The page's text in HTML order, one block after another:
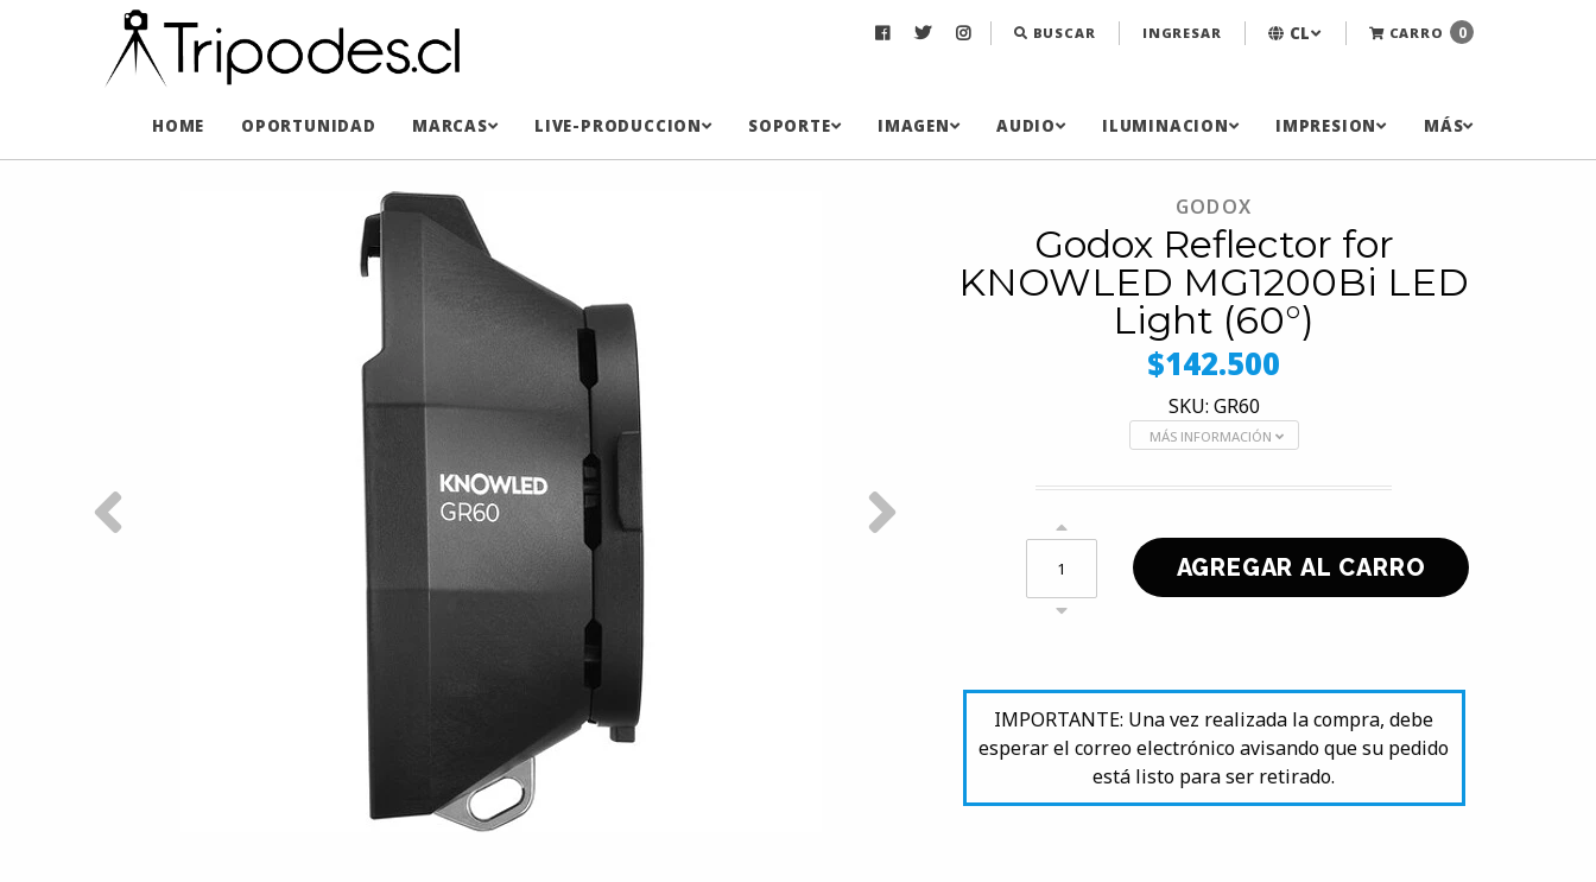
BUSCAR INGRESAR CL CARRO 0
HOME OPORTUNIDAD MARCAS LIVE-PRODUCCION SOPORTE IMAGEN AUDIO ILUMINACION IMPRESION MÁS
GODOX
Godox Reflector for
KNOWLED MG1200Bi LED
Light (60°)
$142.500
SKU: GR60
MÁS INFORMACIÓN
IMPORTANTE: Una vez realizada la compra, debe
esperar el correo electrónico avisando que su pedido
está listo para ser retirado.